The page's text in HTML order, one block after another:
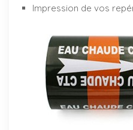
Impression de vos